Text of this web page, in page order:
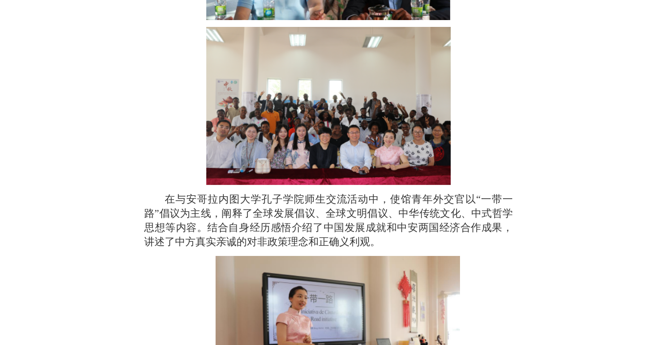
在与安哥拉内图大学孔子学院师生交流活动中，使馆青年外交官以“一带一
路”倡议为主线，阐释了全球发展倡议、全球文明倡议、中华传统文化、中式哲学
思想等内容。结合自身经历感悟介绍了中国发展成就和中安两国经济合作成果，
讲述了中方真实亲诚的对非政策理念和正确义利观。